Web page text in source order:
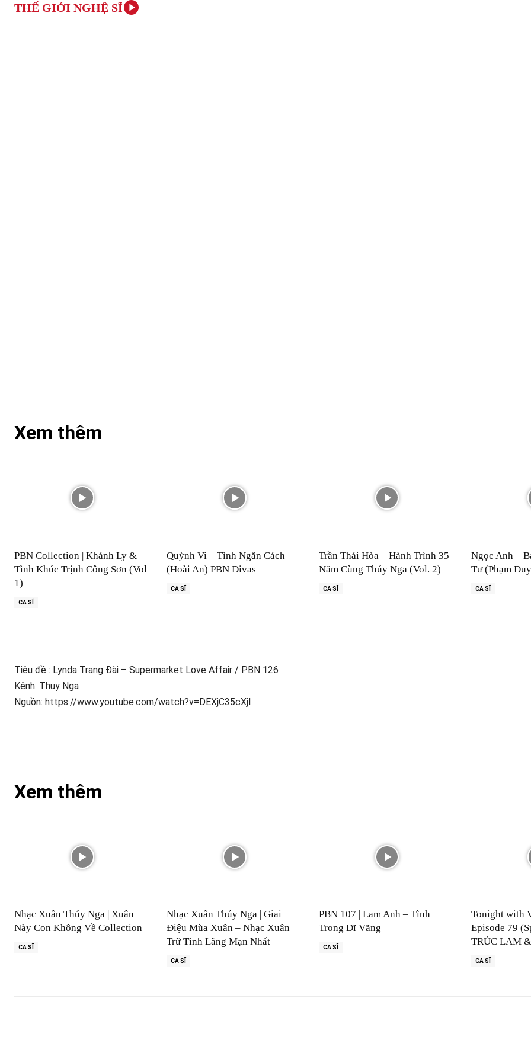
THẾ GIỚI NGHỆ SĨ
Xem thêm
PBN Collection | Khánh Ly &
Tình Khúc Trịnh Công Sơn (Vol
1)
CA SĨ
Quỳnh Vi – Tình Ngăn Cách
(Hoài An) PBN Divas
CA SĨ
Trần Thái Hòa – Hành Trình 35
Năm Cùng Thúy Nga (Vol. 2)
CA SĨ
Ngọc Anh –
Tư (Phạm
CA SĨ
Tiêu đề : Lynda Trang Đài – Supermarket Love Affair / PBN 126
Kênh: Thuy Nga
Nguồn: https://www.youtube.com/watch?v=DEXjC35cXjI
Xem thêm
Nhạc Xuân Thúy Nga | Xuân
Này Con Không Về Collection
CA SĨ
Nhạc Xuân Thúy Nga | Giai
Điệu Mùa Xuân – Nhạc Xuân
Trữ Tình Lãng Mạn Nhất
CA SĨ
PBN 107 | Lam Anh – Tình
Trong Dĩ Vãng
CA SĨ
Tonight with
Episode 79
TRÚC LAM
CA SĨ